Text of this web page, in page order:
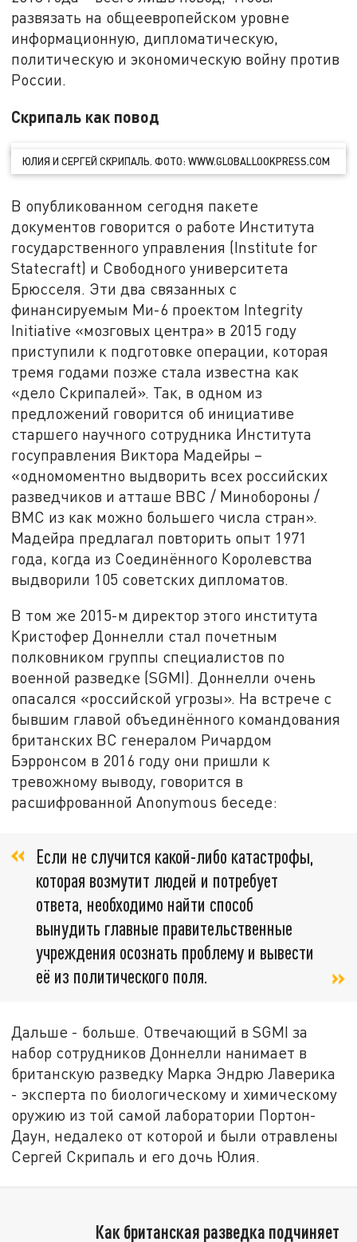
развязать на общеевропейском уровне
информационную, дипломатическую,
политическую и экономическую войну против
России.
Скрипаль как повод
ЮЛИЯ И СЕРГЕЙ СКРИПАЛЬ. ФОТО: WWW.GLOBALLOOKPRESS.COM
В опубликованном сегодня пакете
документов говорится о работе Института
государственного управления (Institute for
Statecraft) и Свободного университета
Брюсселя. Эти два связанных с
финансируемым Ми-6 проектом Integrity
Initiative «мозговых центра» в 2015 году
приступили к подготовке операции, которая
тремя годами позже стала известна как
«дело Скрипалей». Так, в одном из
предложений говорится об инициативе
старшего научного сотрудника Института
госуправления Виктора Мадейры –
«одномоментно выдворить всех российских
разведчиков и атташе ВВС / Минобороны /
ВМС из как можно большего числа стран».
Мадейра предлагал повторить опыт 1971
года, когда из Соединённого Королевства
выдворили 105 советских дипломатов.
В том же 2015-м директор этого института
Кристофер Доннелли стал почетным
полковником группы специалистов по
военной разведке (SGMI). Доннелли очень
опасался «российской угрозы». На встрече с
бывшим главой объединённого командования
британских ВС генералом Ричардом
Бэрронсом в 2016 году они пришли к
тревожному выводу, говорится в
расшифрованной Anonymous беседе:
Если не случится какой-либо катастрофы,
которая возмутит людей и потребует
ответа, необходимо найти способ
вынудить главные правительственные
учреждения осознать проблему и вывести
её из политического поля.
Дальше - больше. Отвечающий в SGMI за
набор сотрудников Доннелли нанимает в
британскую разведку Марка Эндрю Лаверика
- эксперта по биологическому и химическому
оружию из той самой лаборатории Портон-
Даун, недалеко от которой и были отравлены
Сергей Скрипаль и его дочь Юлия.
Как британская разведка подчиняет